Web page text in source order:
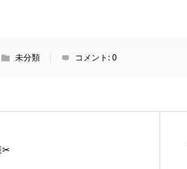
未分類 コメント:0
✂︎